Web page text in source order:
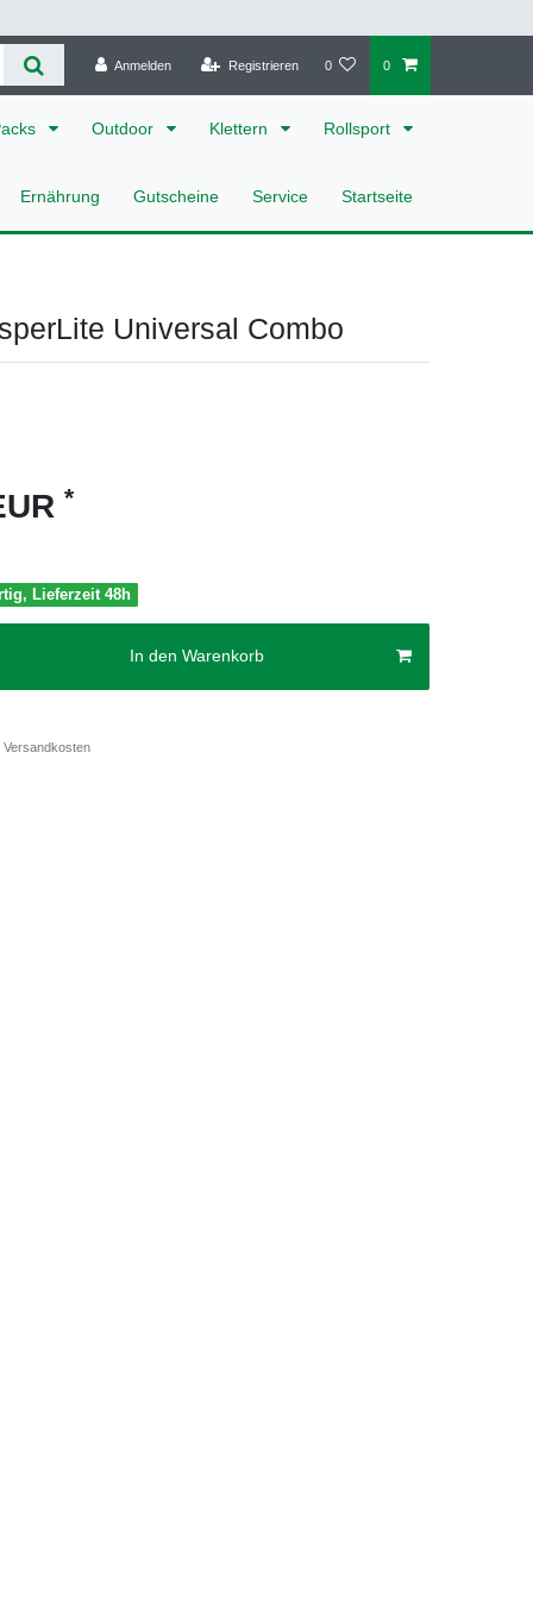
Anmelden Registrieren 0 0
Outdoor Klettern Rollsport
Ernährung Gutscheine Service Startseite
Universal Combo
*
Lieferzeit 48h
In den Warenkorb
Versandkosten